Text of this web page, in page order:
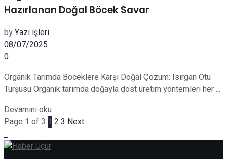
Hazırlanan Doğal Böcek Savar
byYazı işleri
08/07/2025
0
Organik Tarımda Böceklere Karşı Doğal Çözüm: Isırgan Otu
Turşusu Organik tarımda doğayla dost üretim yöntemleri her ...
Devamını okuDetails
Page 1 of 3 1 23Next